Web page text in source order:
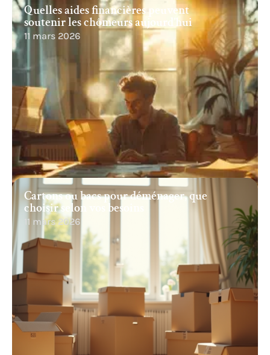
Quelles aides financières peuvent
soutenir les chômeurs aujourd’hui
11 mars 2026
Cartons ou bacs pour déménager, que
choisir selon vos besoins
11 mars 2026